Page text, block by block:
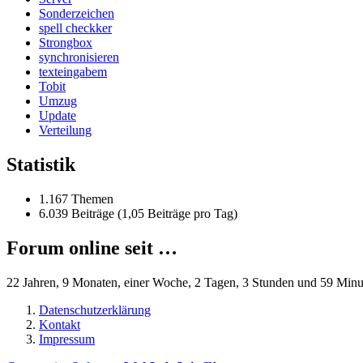
Sonderzeichen
spell checkker
Strongbox
synchronisieren
texteingabem
Tobit
Umzug
Update
Verteilung
Statistik
1.167 Themen
6.039 Beiträge (1,05 Beiträge pro Tag)
Forum online seit …
22 Jahren, 9 Monaten, einer Woche, 2 Tagen, 3 Stunden und 59
Datenschutzerklärung
Kontakt
Impressum